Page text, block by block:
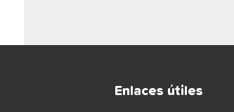
Enlaces útiles